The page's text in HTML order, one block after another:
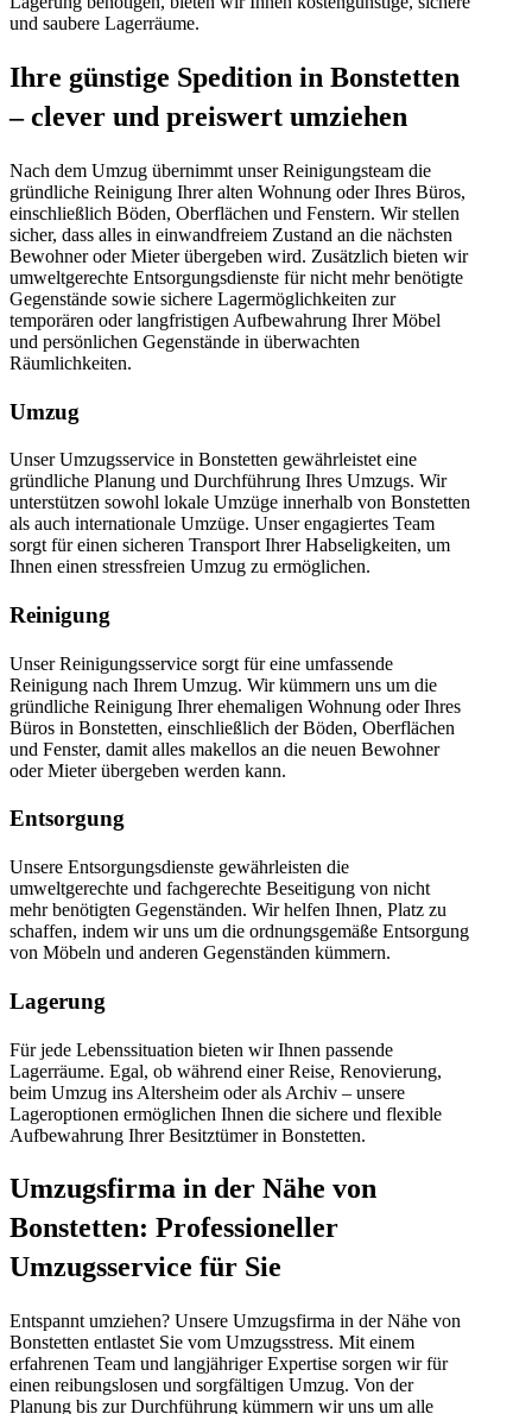
und saubere Lagerräume.
Ihre günstige Spedition in Bonstetten
– clever und preiswert umziehen
Nach dem Umzug übernimmt unser Reinigungsteam die
gründliche Reinigung Ihrer alten Wohnung oder Ihres Büros,
einschließlich Böden, Oberflächen und Fenstern. Wir stellen
sicher, dass alles in einwandfreiem Zustand an die nächsten
Bewohner oder Mieter übergeben wird. Zusätzlich bieten wir
umweltgerechte Entsorgungsdienste für nicht mehr benötigte
Gegenstände sowie sichere Lagermöglichkeiten zur
temporären oder langfristigen Aufbewahrung Ihrer Möbel
und persönlichen Gegenstände in überwachten
Räumlichkeiten.
Umzug
Unser Umzugsservice in Bonstetten gewährleistet eine
gründliche Planung und Durchführung Ihres Umzugs. Wir
unterstützen sowohl lokale Umzüge innerhalb von Bonstetten
als auch internationale Umzüge. Unser engagiertes Team
sorgt für einen sicheren Transport Ihrer Habseligkeiten, um
Ihnen einen stressfreien Umzug zu ermöglichen.
Reinigung
Unser Reinigungsservice sorgt für eine umfassende
Reinigung nach Ihrem Umzug. Wir kümmern uns um die
gründliche Reinigung Ihrer ehemaligen Wohnung oder Ihres
Büros in Bonstetten, einschließlich der Böden, Oberflächen
und Fenster, damit alles makellos an die neuen Bewohner
oder Mieter übergeben werden kann.
Entsorgung
Unsere Entsorgungsdienste gewährleisten die
umweltgerechte und fachgerechte Beseitigung von nicht
mehr benötigten Gegenständen. Wir helfen Ihnen, Platz zu
schaffen, indem wir uns um die ordnungsgemäße Entsorgung
von Möbeln und anderen Gegenständen kümmern.
Lagerung
Für jede Lebenssituation bieten wir Ihnen passende
Lagerräume. Egal, ob während einer Reise, Renovierung,
beim Umzug ins Altersheim oder als Archiv – unsere
Lageroptionen ermöglichen Ihnen die sichere und flexible
Aufbewahrung Ihrer Besitztümer in Bonstetten.
Umzugsfirma in der Nähe von
Bonstetten: Professioneller
Umzugsservice für Sie
Entspannt umziehen? Unsere Umzugsfirma in der Nähe von
Bonstetten entlastet Sie vom Umzugsstress. Mit einem
erfahrenen Team und langjähriger Expertise sorgen wir für
einen reibungslosen und sorgfältigen Umzug. Von der
Planung bis zur Durchführung kümmern wir uns um alle